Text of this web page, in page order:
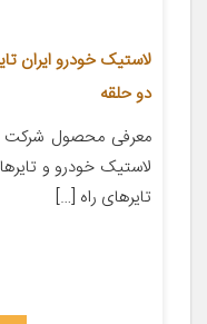
دو حلقه
معرفی محصول شركت
لاستیک خودرو و
تایرهای راه […]